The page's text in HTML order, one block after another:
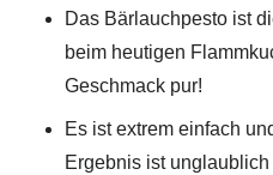
Das Bärlauchpesto ist
beim heutigen
Geschmack pur!
Es ist extrem einfach
Ergebnis ist